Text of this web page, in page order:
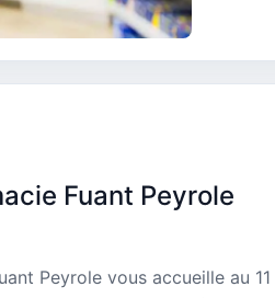
Fuant Peyrole
Peyrole vous accueille au